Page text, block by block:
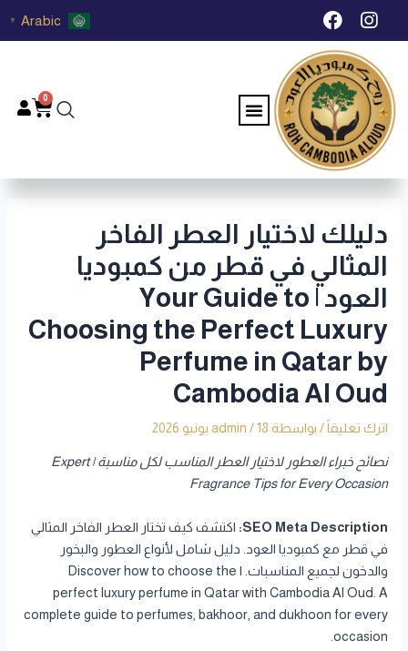
تخطي I
n
s
t
a
g
r
a
m
F
a
c
e
b
o
o
k
Arabic
▼
Menu
0
دليلك لاختيار العطر الفاخر
المثالي في قطر من كمبوديا
العود | Your Guide to
Choosing the Perfect Luxury
Perfume in Qatar by
Cambodia Al Oud
اترك تعليقاً / بواسطة admin /18 يونيو 2026
نصائح خبراء العطور لاختيار العطر المناسب لكل مناسبة | Expert
Fragrance Tips for Every Occasion
SEO Meta Description: اكتشف كيف تختار العطر الفاخر المثالي
في قطر مع كمبوديا العود. دليل شامل لأنواع العطور والبخور
والدخون لجميع المناسبات. | Discover how to choose the
perfect luxury perfume in Qatar with Cambodia Al Oud. A
complete guide to perfumes, bakhoor, and dukhoon for every
occasion.
Post
navigation